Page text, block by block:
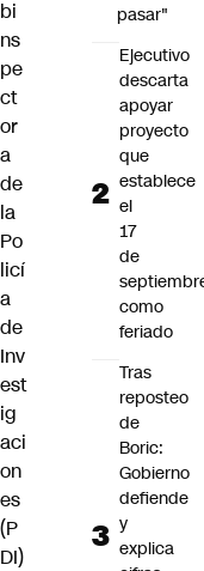
bi
ns
pe
ct
or
a
de
la
Po
licí
a
de
Inv
est
ig
aci
on
es
(P
DI)
pasar"
Ejecutivo
descarta
apoyar
proyecto
que
establece
el
17
de
como
feriado
Tras
reposteo
de
Boric:
Gobierno
defiende
y
explica